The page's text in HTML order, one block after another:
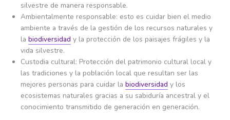
silvestre de manera responsable.
Ambientalmente responsable: esto es cuidar bien el medio
ambiente a través de la gestión de los recursos naturales y
la biodiversidad y la protección de los paisajes frágiles y la
vida silvestre.
Custodia cultural: Protección del patrimonio cultural local y
las tradiciones y la población local que resultan ser las
mejores personas para cuidar la biodiversidad y los
ecosistemas naturales gracias a su sabiduría ancestral y el
conocimiento transmitido de generación en generación.